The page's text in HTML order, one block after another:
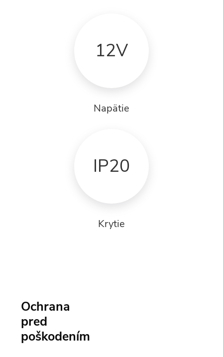
12V
Napätie
IP20
Krytie
Ochrana
pred
poškodením